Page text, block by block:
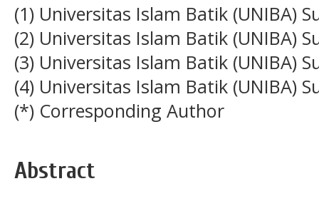
(1) Universitas Islam Batik (UNIBA)
(2) Universitas Islam Batik (UNIBA)
(3) Universitas Islam Batik (UNIBA)
(4) Universitas Islam Batik (UNIBA)
(*) Corresponding Author
Abstract